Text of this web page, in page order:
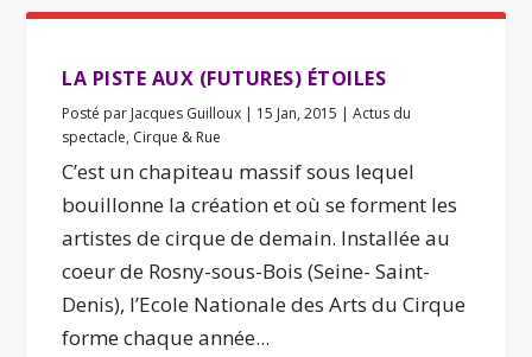
LA PISTE AUX (FUTURES) ÉTOILES
Posté par Jacques Guilloux | 15 Jan, 2015 |Actus du
spectacle, Cirque & Rue
C’est un chapiteau massif sous lequel
bouillonne la création et où se forment les
artistes de cirque de demain. Installée au
coeur de Rosny-sous-Bois (Seine- Saint-
Denis), l’Ecole Nationale des Arts du Cirque
forme chaque année...